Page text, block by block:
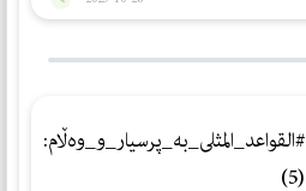
#القواعد_المثلى_بە_پرسیار_و_وەڵام:
(5)